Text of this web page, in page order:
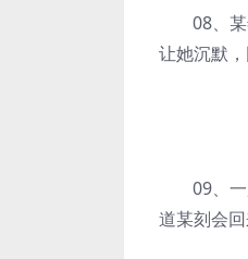
08、某
让她沉默
09、一
道某刻会